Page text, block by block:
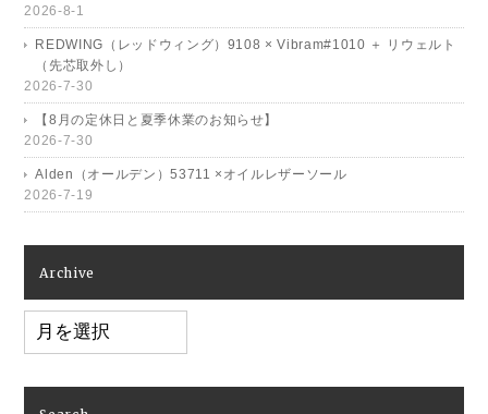
2026-8-1
REDWING（レッドウィング）9108 × Vibram#1010 ＋ リウェルト
（先芯取外し）
2026-7-30
【8月の定休日と夏季休業のお知らせ】
2026-7-30
Alden（オールデン）53711 ×オイルレザーソール
2026-7-19
Archive
Archive